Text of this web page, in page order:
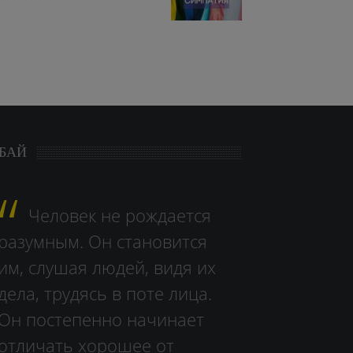
Человек не рождается
разумным. Он становится
им, слушая людей, видя их
тру­дясь в поте лица.
постепенно начинает
хорошее от